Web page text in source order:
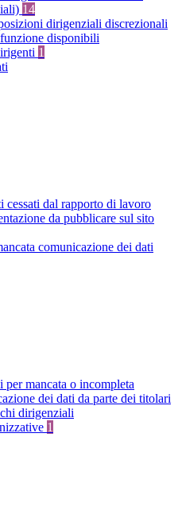
14
dirigenziali discrezionali
disponibili
1
cessati dal rapporto di lavoro
da pubblicare sul sito
comunicazione dei dati
per mancata o incompleta
dei dati da parte dei titolari
dirigenziali
1